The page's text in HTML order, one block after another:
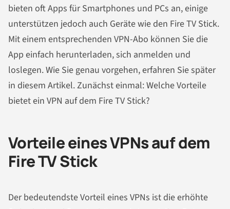
bieten oft Apps für Smartphones und PCs an, einige
unterstützen jedoch auch Geräte wie den Fire TV Stick.
Mit einem entsprechenden VPN-Abo können Sie die
App einfach herunterladen, sich anmelden und
loslegen. Wie Sie genau vorgehen, erfahren Sie später
in diesem Artikel. Zunächst einmal: Welche Vorteile
bietet ein VPN auf dem Fire TV Stick?
Vorteile eines VPNs auf dem
Fire TV Stick
Der bedeutendste Vorteil eines VPNs ist die erhöhte